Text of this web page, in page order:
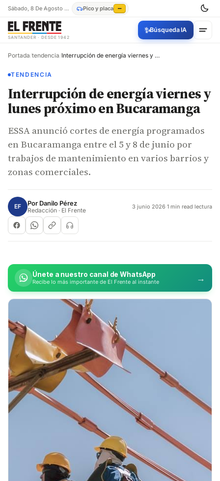
Sábado, 8 De Agosto De 2026 Pico y placa —
SANTANDER · DESDE 1942
✨Búsqueda IA
Portada/tendencia/ Interrupción de energía viernes y lunes próximo en Bucaramanga
TENDENCIA
Interrupción de energía viernes y
lunes próximo en Bucaramanga
ESSA anunció cortes de energía programados
en Bucaramanga entre el 5 y 8 de junio por
trabajos de mantenimiento en varios barrios y
zonas comerciales.
EF Por Danilo Pérez
Redacción · El Frente 3 junio 2026·1 min read lectura
Únete a nuestro canal de WhatsApp
Recibe lo más importante de El Frente al instante →